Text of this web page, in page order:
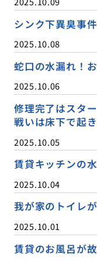
シンク下異臭事
2025.10.08
蛇口の水漏れ！
2025.10.06
修理完了はスタ
戦いは床下で起
2025.10.05
賃貸キッチンの
2025.10.04
我が家のトイレ
2025.10.01
賃貸のお風呂が